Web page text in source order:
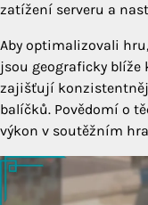
zatížení serveru a
Aby optimalizovali
jsou geograficky
zajišťují
balíčků. Povědomí o
výkon v soutěžním